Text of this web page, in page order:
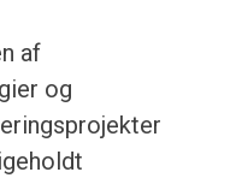
af
og